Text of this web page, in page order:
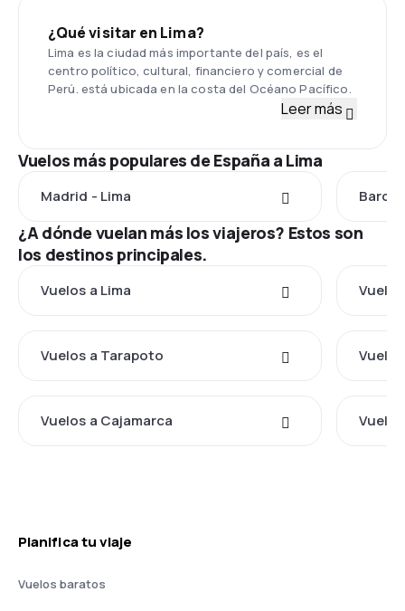
¿Qué visitar en Lima?
Lima es la ciudad más importante del país, es el
centro político, cultural, financiero y comercial de
Perú. está ubicada en la costa del Océano Pacífico.
Leer más
Vuelos más populares de España a Lima
Madrid - Lima
¿A dónde vuelan más los viajeros? Estos son
los destinos principales.
Vuelos a Lima
Vuelos a Tarapoto
Vuelos a Cajamarca
Planifica tu viaje
Vuelos baratos